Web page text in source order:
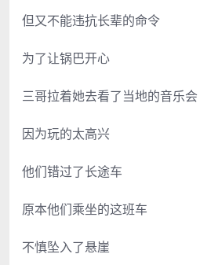
但又不能违抗长辈的命令
为了让锅巴开心
三哥拉着她去看了当地的音乐会
因为玩的太高兴
他们错过了长途车
原本他们乘坐的这班车
不慎坠入了悬崖